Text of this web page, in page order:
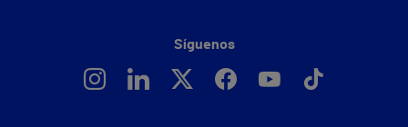
Síguenos